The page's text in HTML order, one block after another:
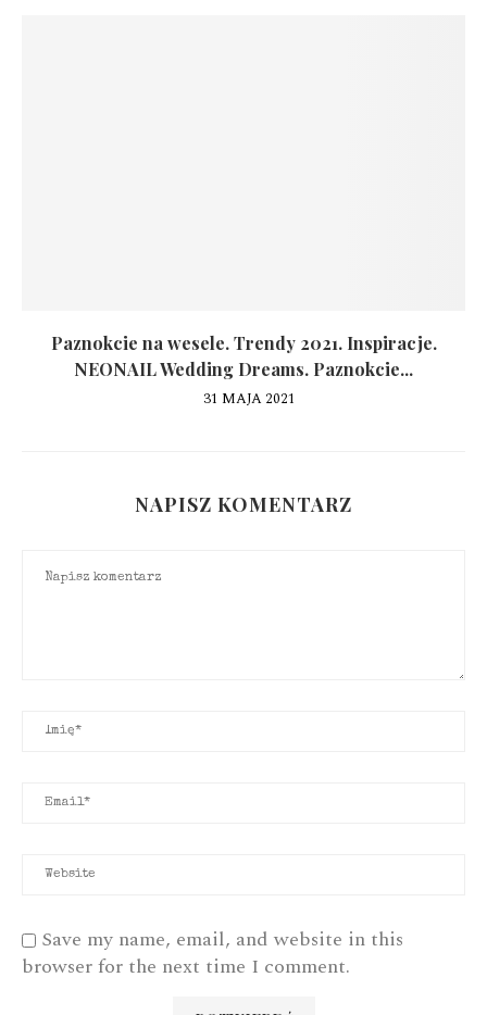
Paznokcie na wesele. Trendy 2021. Inspiracje.
NEONAIL Wedding Dreams. Paznokcie...
31 MAJA 2021
NAPISZ KOMENTARZ
Save my name, email, and website in this
browser for the next time I comment.